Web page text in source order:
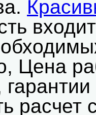
Цена
расчет